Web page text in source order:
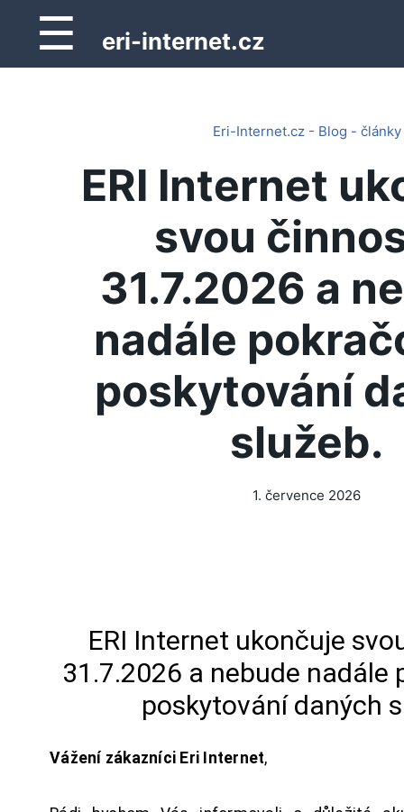
☰ eri-internet.cz
Eri-Internet.cz - Blog - články
ERI Internet
svou
31.7.2026 a
nadále
poskytování
služeb.
1. července 2026
ERI Internet ukončuje
31.7.2026 a nebude nadále
poskytování daných
Vážení zákazníci Eri Internet,